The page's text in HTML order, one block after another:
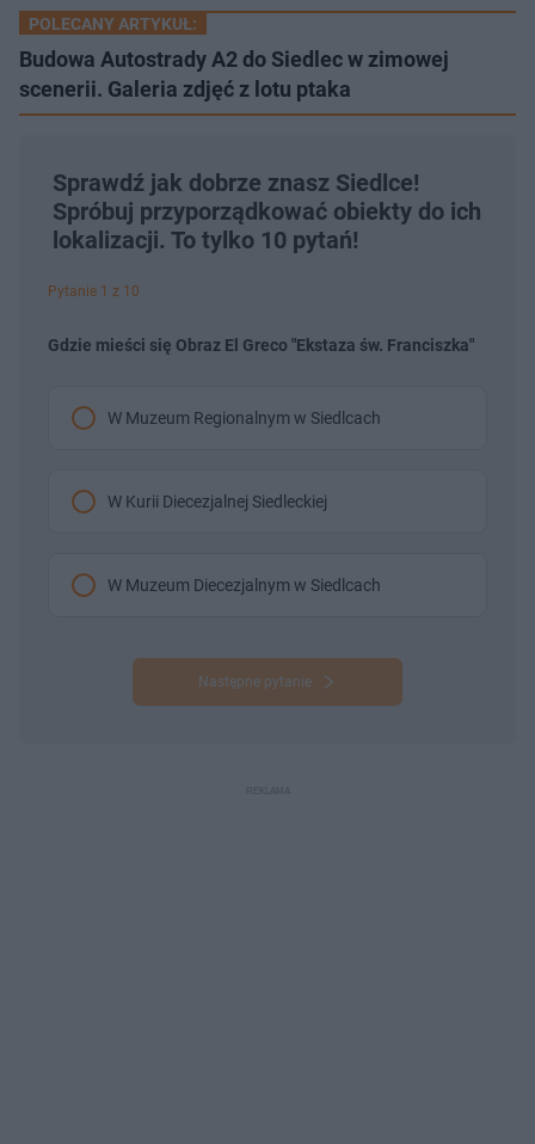
POLECANY ARTYKUŁ:
Budowa Autostrady A2 do Siedlec w zimowej
scenerii. Galeria zdjęć z lotu ptaka
Sprawdź jak dobrze znasz Siedlce!
Spróbuj przyporządkować obiekty do ich
lokalizacji. To tylko 10 pytań!
Pytanie 1 z 10
Gdzie mieści się Obraz El Greco "Ekstaza św. Franciszka"
W Muzeum Regionalnym w Siedlcach
W Kurii Diecezjalnej Siedleckiej
W Muzeum Diecezjalnym w Siedlcach
Następne pytanie